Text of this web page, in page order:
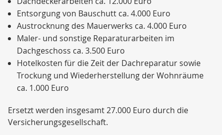
Entsorgung von Bauschutt ca. 4.000 Euro
Austrocknung des Mauerwerks ca. 4.000 Euro
Maler- und sonstige Reparaturarbeiten im
Dachgeschoss ca. 3.500 Euro
Hotelkosten für die Zeit der Dachreparatur sowie
Trockung und Wiederherstellung der Wohnräume
ca. 1.000 Euro
Ersetzt werden insgesamt 27.000 Euro durch die
Versicherungsgesellschaft.